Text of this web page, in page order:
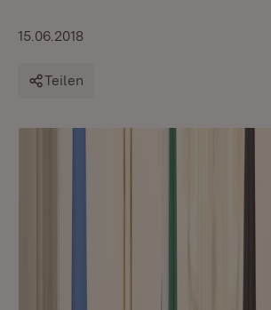
15.06.2018
Teilen